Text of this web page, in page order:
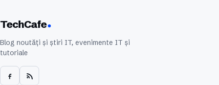
TechCafe
Blog noutăți și știri IT, evenimente IT și
tutoriale